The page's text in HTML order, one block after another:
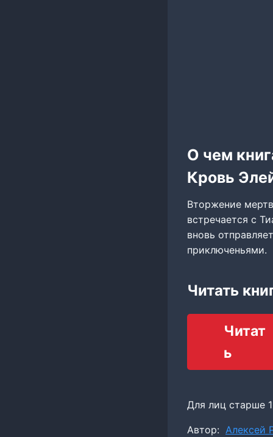
О чем
Кровь
Вторжение
встречается с
вновь
приключеньями.
Читать
Читат
ь
Для лиц старше
Метки
Автор: Алексей